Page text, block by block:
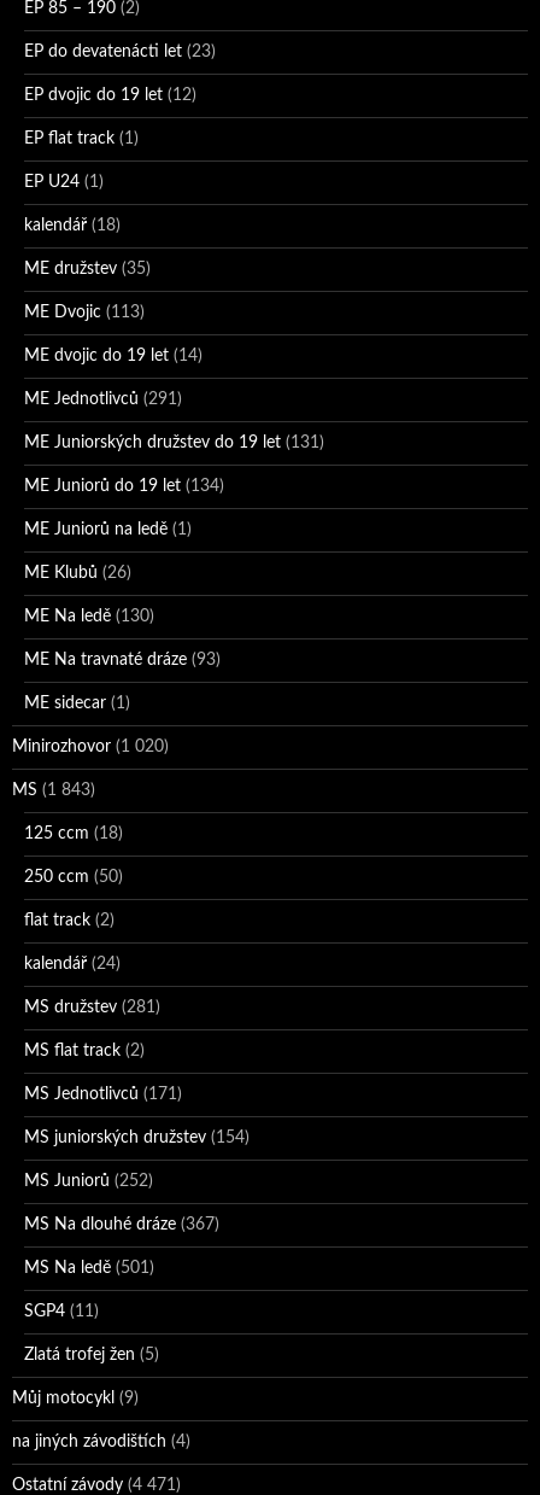
EP 85 – 190 (2)
EP do devatenácti let (23)
EP dvojic do 19 let (12)
EP flat track (1)
EP U24 (1)
kalendář (18)
ME družstev (35)
ME Dvojic (113)
ME dvojic do 19 let (14)
ME Jednotlivců (291)
ME Juniorských družstev do 19 let (131)
ME Juniorů do 19 let (134)
ME Juniorů na ledě (1)
ME Klubů (26)
ME Na ledě (130)
ME Na travnaté dráze (93)
ME sidecar (1)
Minirozhovor (1 020)
MS (1 843)
125 ccm (18)
250 ccm (50)
flat track (2)
kalendář (24)
MS družstev (281)
MS flat track (2)
MS Jednotlivců (171)
MS juniorských družstev (154)
MS Juniorů (252)
MS Na dlouhé dráze (367)
MS Na ledě (501)
SGP4 (11)
Zlatá trofej žen (5)
Můj motocykl (9)
na jiných závodištích (4)
Ostatní závody (4 471)